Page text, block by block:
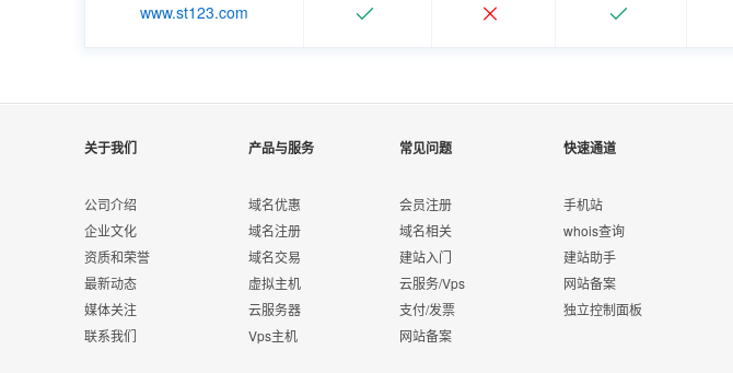
www.st123.com
关于我们
公司介绍
企业文化
资质和荣誉
最新动态
媒体关注
联系我们
产品与服务
域名优惠
域名注册
域名交易
虚拟主机
云服务器
Vps主机
常见问题
会员注册
域名相关
建站入门
云服务/Vps
支付/发票
网站备案
快速通道
手机站
whois查询
建站助手
网站备案
独立控制面板